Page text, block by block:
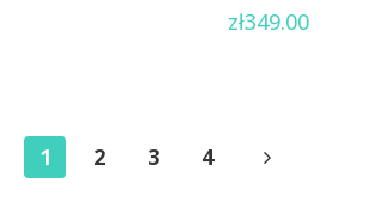
out
zł349.00
1 2 3 4